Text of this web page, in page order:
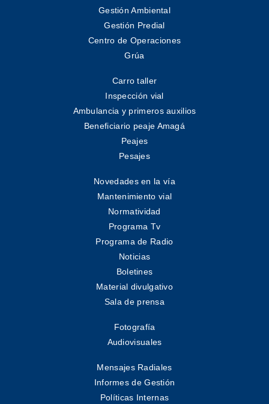
Gestión Ambiental
Gestión Predial
Centro de Operaciones
Grúa
Carro taller
Inspección vial
Ambulancia y primeros auxilios
Beneficiario peaje Amagá
Peajes
Pesajes
Novedades en la vía
Mantenimiento vial
Normatividad
Programa Tv
Programa de Radio
Noticias
Boletines
Material divulgativo
Sala de prensa
Fotografía
Audiovisuales
Mensajes Radiales
Informes de Gestión
Políticas Internas